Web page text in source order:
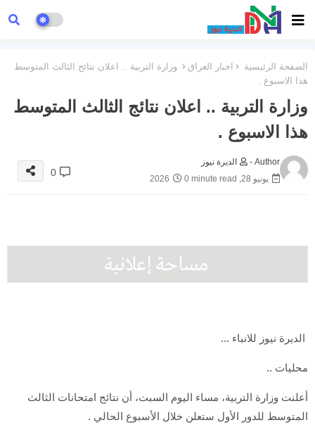
الصفحة الرئيسية اخبار العراق
وزارة التربية .. اعلان نتائج الثالث المتوسط
هذا الاسبوع .
وزارة التربية .. اعلان نتائج الثالث المتوسط
هذا الاسبوع .
Author -
الديرة نيوز
يونيو 28, 2026
0 minute read
0
الديرة نيوز للانباء ...
محليات ..
أعلنت وزارة التربية، مساء اليوم السبت، أن نتائج امتحانات الثالث
المتوسط للدور الأول ستعلن خلال الأسبوع الحالي .